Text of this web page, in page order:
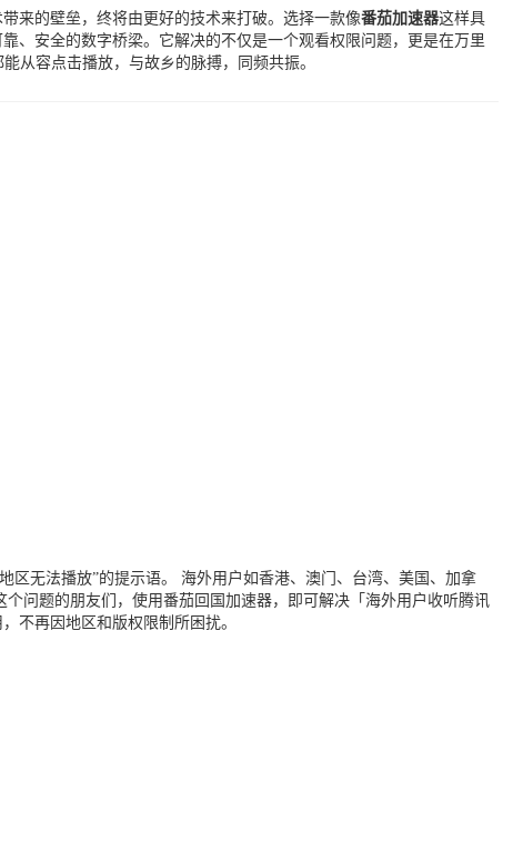
来的壁垒，终将由更好的技术来打破。选择一款像番茄加速器这样具
、安全的数字桥梁。它解决的不仅是一个观看权限问题，更是在万里
从容点击播放，与故乡的脉搏，同频共振。
区无法播放”的提示语。 海外用户如香港、澳门、台湾、美国、加拿
问题的朋友们，使用番茄回国加速器，即可解决「海外用户收听腾讯
不再因地区和版权限制所困扰。